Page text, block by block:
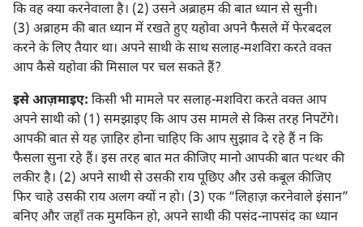
कि वह क्या करनेवाला है। (2) उसने अब्राहम की बात ध्यान से सुनी।
(3) अब्राहम की बात ध्यान में रखते हुए यहोवा अपने फैसले में फेरबदल
करने के लिए तैयार था। अपने साथी के साथ सलाह-मशविरा करते वक्‍त
आप कैसे यहोवा की मिसाल पर चल सकते हैं?
इसे आज़माइए: किसी भी मामले पर सलाह-मशविरा करते वक्‍त आप
अपने साथी को (1) समझाइए कि आप उस मामले से किस तरह निपटेंगे।
आपकी बात से यह ज़ाहिर होना चाहिए कि आप सुझाव दे रहे हैं न कि
फैसला सुना रहे हैं। इस तरह बात मत कीजिए मानो आपकी बात पत्थर की
लकीर है। (2) अपने साथी से उसकी राय पूछिए और उसे कबूल कीजिए
फिर चाहे उसकी राय अलग क्यों न हो। (3) एक “लिहाज़ करनेवाले इंसान”
बनिए और जहाँ तक मुमकिन हो, अपने साथी की पसंद-नापसंद का ध्यान